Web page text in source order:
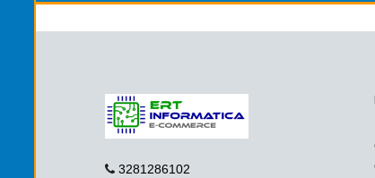
3281286102